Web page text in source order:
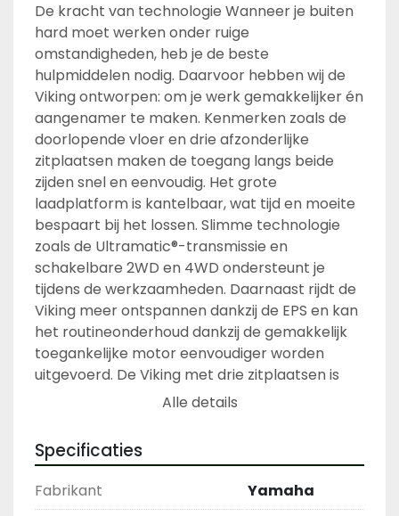
De kracht van technologie Wanneer je buiten
hard moet werken onder ruige
omstandigheden, heb je de beste
hulpmiddelen nodig. Daarvoor hebben wij de
Viking ontworpen: om je werk gemakkelijker én
aangenamer te maken. Kenmerken zoals de
doorlopende vloer en drie afzonderlijke
zitplaatsen maken de toegang langs beide
zijden snel en eenvoudig. Het grote
laadplatform is kantelbaar, wat tijd en moeite
bespaart bij het lossen. Slimme technologie
zoals de Ultramatic®-transmissie en
schakelbare 2WD en 4WD ondersteunt je
tijdens de werkzaamheden. Daarnaast rijdt de
Viking meer ontspannen dankzij de EPS en kan
het routineonderhoud dankzij de gemakkelijk
toegankelijke motor eenvoudiger worden
uitgevoerd. De Viking met drie zitplaatsen is
klaar voor het echte werk, maar ook voor
Alle details
Specificaties
Fabrikant
Yamaha